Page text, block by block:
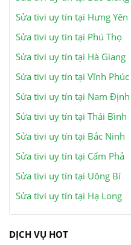
Sửa tivi uy tín tại Hưng Yên
Sửa tivi uy tín tại Phú Thọ
Sửa tivi uy tín tại Hà Giang
Sửa tivi uy tín tại Vĩnh Phúc
Sửa tivi uy tín tại Nam Định
Sửa tivi uy tín tại Thái Bình
Sửa tivi uy tín tại Bắc Ninh
Sửa tivi uy tín tại Cẩm Phả
Sửa tivi uy tín tại Uông Bí
Sửa tivi uy tín tại Hạ Long
DỊCH VỤ HOT